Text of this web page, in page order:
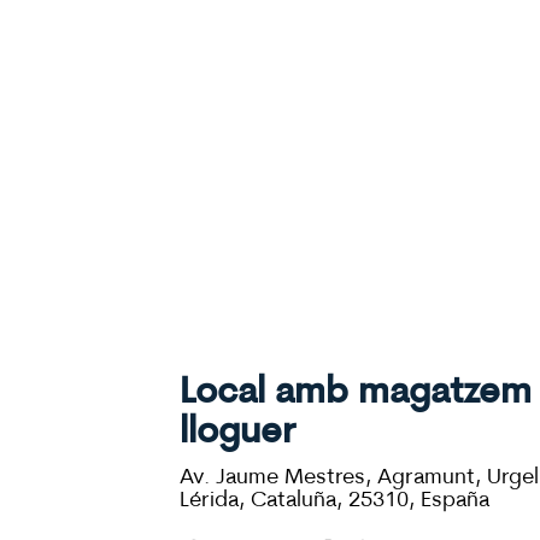
Local amb
lloguer
Av. Jaume Mestres, Agramunt,
Lérida, Cataluña, 25310, España